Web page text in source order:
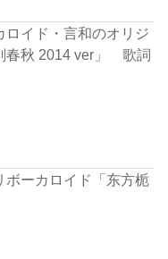
ロイド・言和のオリジ
春秋 2014 ver」 歌詞
ボーカロイド「东方栀